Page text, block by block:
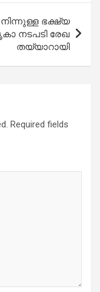
ഭക്ഷ്യ
നടപടി രേഖ
തയ്യാറായി
Required fields